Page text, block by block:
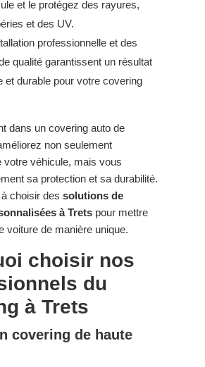
et le protégez des rayures,
et des UV.
professionnelle et des
qualité garantissent un résultat
et durable pour votre covering
dans un covering auto de
non seulement
votre véhicule, mais vous
sa protection et sa durabilité.
à choisir dessolutions de
à Trets pour mettre
voiture de manière unique.
choisir nos
du
à Trets
covering de haute